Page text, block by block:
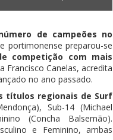
de campeões no
portimonense preparou-se
competição com mais
Francisco Canelas, acredita
no ano passado.
títulos regionais de Surf
Sub-14 (Michael
(Concha Balsemão).
e Feminino, ambas